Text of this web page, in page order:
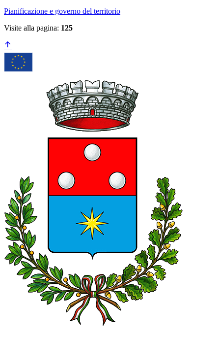
Pianificazione e governo del territorio
Visite alla pagina: 125